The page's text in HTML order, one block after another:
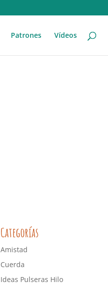
Patrones Vídeos
Categorías
Amistad
Cuerda
Ideas Pulseras Hilo